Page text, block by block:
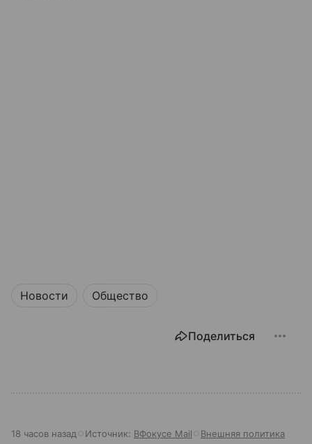
Новости Общество
Поделиться
18 часов назад Источник: ВФокусе Mail Внешняя политика